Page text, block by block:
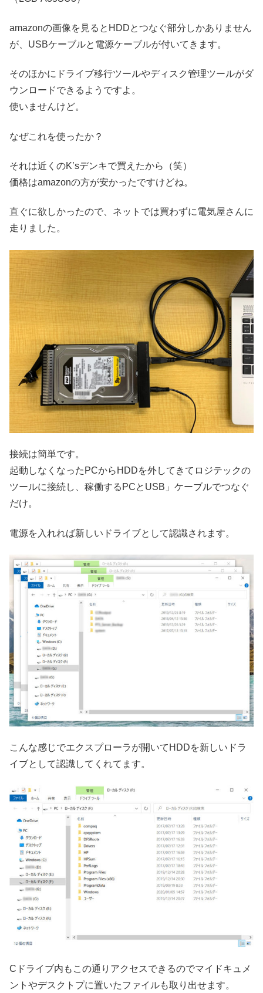
amazonの画像を見るとHDDとつなぐ部分しかありません
が、USBケーブルと電源ケーブルが付いてきます。
そのほかにドライブ移行ツールやディスク管理ツールがダ
ウンロードできるようですよ。
使いませんけど。
なぜこれを使ったか？
それは近くのK’sデンキで買えたから（笑）
価格はamazonの方が安かったですけどね。
直ぐに欲しかったので、ネットでは買わずに電気屋さんに
走りました。
接続は簡単です。
起動しなくなったPCからHDDを外してきてロジテックの
ツールに接続し、稼働するPCとUSB」ケーブルでつなぐ
だけ。
電源を入れれば新しいドライブとして認識されます。
こんな感じでエクスプローラが開いてHDDを新しいドラ
イブとして認識してくれてます。
Cドライブ内もこの通りアクセスできるのでマイドキュメ
ントやデスクトプに置いたファイルも取り出せます。